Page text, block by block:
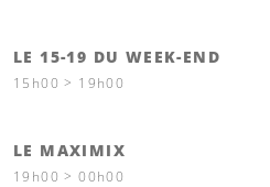
LE 15-19 DU WEEK-END
15h00 > 19h00
LE MAXIMIX
19h00 > 00h00